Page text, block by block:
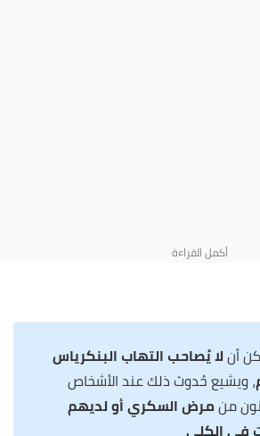
أنلا يُصاحب التهاب البنكرياس
، ويشيع حُدوث ذلك عند الأشخاص
منمرض السكري أو لديهم